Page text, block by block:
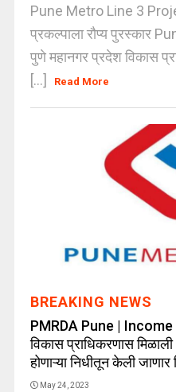
Pune Metro Line 3
प्रकल्पाला रौप्य पुरस्कार
पुणे महानगर प्रदेश विकास
[...]
Read More
BREAKING NEWS
PMRDA Pune | Income
विकास प्राधिकरणास
होणाऱ्या निधीतून केली
May 24, 2023